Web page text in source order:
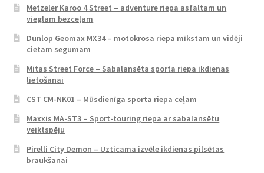
Metzeler Karoo 4 Street – adventure riepa asfaltam un
vieglam bezceļam
Dunlop Geomax MX34 – motokrosa riepa mīkstam un vidēji
cietam segumam
Mitas Street Force – Sabalansēta sporta riepa ikdienas
lietošanai
CST CM-NK01 – Mūsdienīga sporta riepa ceļam
Maxxis MA-ST3 – Sport-touring riepa ar sabalansētu
veiktspēju
Pirelli City Demon – Uzticama izvēle ikdienas pilsētas
braukšanai